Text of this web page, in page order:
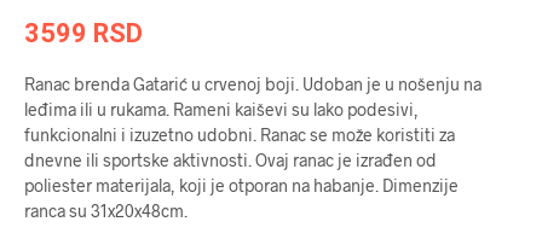
3599 RSD
Ranac brenda Gatarić u crvenoj boji. Udoban je u nošenju na
leđima ili u rukama. Rameni kaiševi su lako podesivi,
funkcionalni i izuzetno udobni. Ranac se može koristiti za
dnevne ili sportske aktivnosti. Ovaj ranac je izrađen od
poliester materijala, koji je otporan na habanje. Dimenzije
ranca su 31x20x48cm.